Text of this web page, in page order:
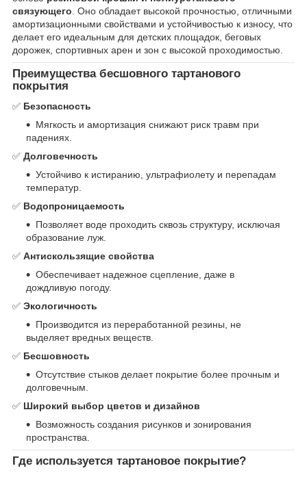
связующего . Оно обладает высокой прочностью, отличными
амортизационными свойствами и устойчивостью к износу, что
делает его идеальным для детских площадок, беговых
дорожек, спортивных арен и зон с высокой проходимостью.
Преимущества бесшовного тартанового
покрытия
✅ Безопасность
Мягкость и амортизация снижают риск травм при
падениях.
✅ Долговечность
Устойчиво к истиранию, ультрафиолету и перепадам
температур.
✅ Водопроницаемость
Позволяет воде проходить сквозь структуру, исключая
образование луж.
✅ Антискользящие свойства
Обеспечивает надежное сцепление, даже в
дождливую погоду.
✅ Экологичность
Производится из переработанной резины, не
выделяет вредных веществ.
✅ Бесшовность
Отсутствие стыков делает покрытие более прочным и
долговечным.
✅ Широкий выбор цветов и дизайнов
Возможность создания рисунков и зонирования
пространства.
Где используется тартановое покрытие?